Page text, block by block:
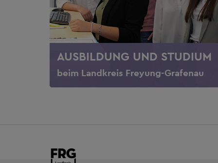
AUSBILDUNG UND STUDIUM
beim Landkreis Freyung-Grafenau